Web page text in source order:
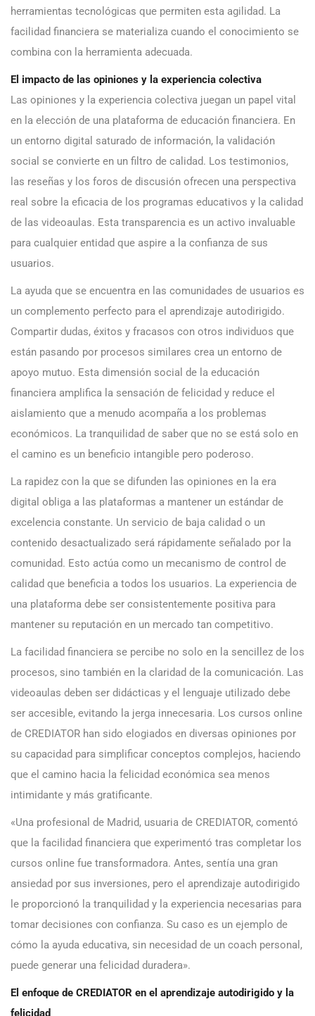
herramientas tecnológicas que permiten esta agilidad. La
facilidad financiera se materializa cuando el conocimiento se
combina con la herramienta adecuada.
El impacto de las opiniones y la experiencia colectiva
Las opiniones y la experiencia colectiva juegan un papel vital
en la elección de una plataforma de educación financiera. En
un entorno digital saturado de información, la validación
social se convierte en un filtro de calidad. Los testimonios,
las reseñas y los foros de discusión ofrecen una perspectiva
real sobre la eficacia de los programas educativos y la calidad
de las videoaulas. Esta transparencia es un activo invaluable
para cualquier entidad que aspire a la confianza de sus
usuarios.
La ayuda que se encuentra en las comunidades de usuarios es
un complemento perfecto para el aprendizaje autodirigido.
Compartir dudas, éxitos y fracasos con otros individuos que
están pasando por procesos similares crea un entorno de
apoyo mutuo. Esta dimensión social de la educación
financiera amplifica la sensación de felicidad y reduce el
aislamiento que a menudo acompaña a los problemas
económicos. La tranquilidad de saber que no se está solo en
el camino es un beneficio intangible pero poderoso.
La rapidez con la que se difunden las opiniones en la era
digital obliga a las plataformas a mantener un estándar de
excelencia constante. Un servicio de baja calidad o un
contenido desactualizado será rápidamente señalado por la
comunidad. Esto actúa como un mecanismo de control de
calidad que beneficia a todos los usuarios. La experiencia de
una plataforma debe ser consistentemente positiva para
mantener su reputación en un mercado tan competitivo.
La facilidad financiera se percibe no solo en la sencillez de los
procesos, sino también en la claridad de la comunicación. Las
videoaulas deben ser didácticas y el lenguaje utilizado debe
ser accesible, evitando la jerga innecesaria. Los cursos online
de CREDIATOR han sido elogiados en diversas opiniones por
su capacidad para simplificar conceptos complejos, haciendo
que el camino hacia la felicidad económica sea menos
intimidante y más gratificante.
«Una profesional de Madrid, usuaria de CREDIATOR, comentó
que la facilidad financiera que experimentó tras completar los
cursos online fue transformadora. Antes, sentía una gran
ansiedad por sus inversiones, pero el aprendizaje autodirigido
le proporcionó la tranquilidad y la experiencia necesarias para
tomar decisiones con confianza. Su caso es un ejemplo de
cómo la ayuda educativa, sin necesidad de un coach personal,
puede generar una felicidad duradera».
El enfoque de CREDIATOR en el aprendizaje autodirigido y la